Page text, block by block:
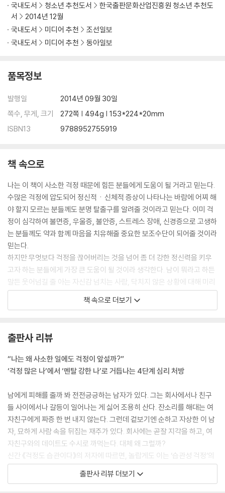
… 습관화된 걱정이라도 관리할 수 있다
지긋지긋한 걱정거리는 사라지는 법이 없다 | 하루 10분, 생각 집중 시간
갖기
그럼에도 불구하고 상황을 바꾸지 못하는 이유 | 내게 닥친 위기의 원인부
3단계_ 마침내 결단 그리고 결정
“어떻게 해야 내 마음이 더는 흔들리지 않을까?”
확인하고 싶다 = 걱정을 사서 한다 | 문제를 만드는 뿌리 감정을 찾아내자
… 최고의 선택은 못 해도 최선의 선택은 가능하다
상대가 바뀔 거라는 기대를 접어라 | 신경 끄고 내가 할 수 있는 행동을 하
자
… 나를 둘러싼 환경부터 바꿔라
문제가 생길 만한 상황 자체를 차단하라 | 감정노동자들에게는 매뉴얼이
필요하다
… 가끔은 나쁜 사람이 되어도 괜찮다
나쁜 짓 좀 한다고 큰일 나지 않는다 | “미안해”를 버리고 가면을 써야 할
타고난 걱정쟁이들은 불안을 전염시킨다 | 꼭 피해야 할 위험한 통제광들
… 이제 슬슬 바퀴를 굴릴 때
우유부단한 사람에게는 걱정도 습관이다 | 인생의 모멘텀 효과를 기억하
라
4단계_ 더 단단한 나를 향해 한 걸음
“내 마음을 지키는 멘탈 강한 사람이 되려면?”
… 나 자신에게 건네는 작은 선물
자신에게 관심을 갖는 것의 의미 | 용기 있는 작은 발걸음을 기념하며
… 두려움을 이겨내는 강한 멘탈
국내도서
청소년 추천도서
한국출판문화산업진흥원 청소년 추천도
서
2014년 12월
국내도서
미디어 추천
조선일보
국내도서
미디어 추천 동아일보
품목정보
발행일
2014년 09월 30일
쪽수, 무게, 크기
272쪽 | 494g | 153*224*20mm
ISBN13
9788952755919
책 속으로
나는 이 책이 사소한 걱정 때문에 힘든 분들에게 도움이 될 거라고 믿는다.
수많은 걱정에 압도되어 정신적ㆍ신체적 증상이 나타나는 바람에 어찌 해
야 할지 모르는 분들께도 분명 탈출구를 알려줄 것이라고 믿는다. 이미 걱
정이 심각하여 불면증, 우울증, 불안증, 스트레스 장애, 신경증으로 고생하
는 분들께도 약과 함께 마음을 치유해줄 중요한 보조수단이 되어줄 것이라
믿는다.
하지만 무엇보다 걱정을 끊어버리는 것을 넘어 좀 더 강한 정신력을 키우
고자 하는 분들에게 가장 큰 도움이 될 것이라 생각한다. 남이 뭐라고 하든
말든 웃어넘길 줄 아는 자신감 넘치는 사람, 닥치지 않은 상황에 대해 미리
넘겨짚지도, 고민하지도 않는 여유 있는 사람이 늘 부러웠다면 이 책을 통
해 당신도 그렇게 변화할 수 있다는 희망을 갖게 되길 바란다. 건투를 빈다.
그런데 걱정 많은 사람들에게서 공통적으로 볼 수 있는 사고방식이 있다.
바로 항상 최악의 상황을 상상하고 걱정하는 것이다. 이를 두고 ‘재앙화’라
고 표현한다.
견된다. 남들은 눈치 못 챌 만큼 아이가 미세하게 움직인 것을 가지고 엄마
는 틱 장애(의지와 무관하게 몸의 일부가 불규칙적으로 빠르게 움직이는
증상)가 아닌가 걱정한다. 생각은 꼬리에 꼬리를 물어 ‘나중에 아이가 학교
에 가면 친구들에게 놀림을 받진 않을까 그러다 따돌림을 당하는 건 아닐
까’까지 이어진다. 그런가 하면 친구들과 잘 놀지 못하는 서너 살 아이를 보
며 ‘혹시 우리 아이가 사회성이 떨어지는 건 아닐까’ 하고 고민하기도 한다.
억지로 다른 아이들과 어울리라고 다그치기도 하지만, 마음대로 안 되는
아이 때문에 답답해진다. 나중에 학교에 가서도 혼자서 다니면 어쩌나 불
안해진다. 그러다 성인이 되면 대인관계가 나빠 피해를 볼까 두렵다. 정말
책 속으로 더보기
출판사 리뷰
“나는 왜 사소한 일에도 걱정이 앞설까?”
‘걱정 많은 나’에서 ‘멘탈 강한 나’로 거듭나는 4단계 심리 처방
남에게 피해를 줄까 봐 전전긍긍하는 남자가 있다. 그는 회사에서나 친구
들 사이에서나 갈등이 일어나는 게 싫어 조용히 산다. 잔소리를 해대는 여
자친구에게 짜증 한 번 내지 않는다. 그런데 겉보기엔 순하고 자상한 이 남
자, 묘하게 사람 속을 뒤집는 재주가 있다. 회사에는 곧잘 지각을 하고, 여
자친구와의 데이트도 수시로 까먹는다. 대체 왜 그럴까?
신간 《걱정도 습관이다》의 저자에 따르면, 놀랍게도 이는 ‘습관성 걱정’의
수많은 폐해 중 하나다. 남을 실망시킬까 봐 걱정이 많은 이 남자는 본인이
하기 싫은 일도 남이 원하면 억지로 하려고 든다. 하지만 무의식중에 자아
출판사 리뷰 더보기